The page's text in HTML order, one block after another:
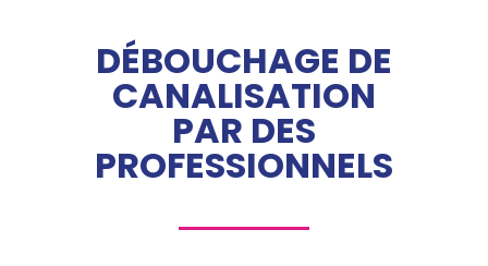
DÉBOUCHAGE DE
CANALISATION
PAR DES
PROFESSIONNELS